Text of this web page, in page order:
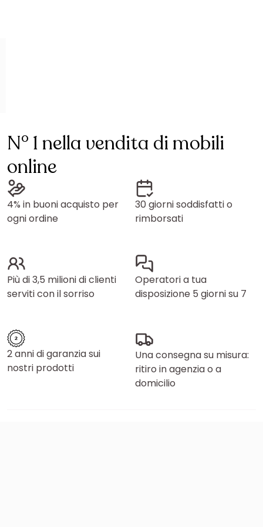
N° 1 nella vendita di mobili
online
4% in buoni acquisto per
ogni ordine
30 giorni soddisfatti o
rimborsati
Più di 3,5 milioni di clienti
serviti con il sorriso
Operatori a tua
disposizione 5 giorni su 7
2 anni di garanzia sui
nostri prodotti
Una consegna su misura:
ritiro in agenzia o a
domicilio